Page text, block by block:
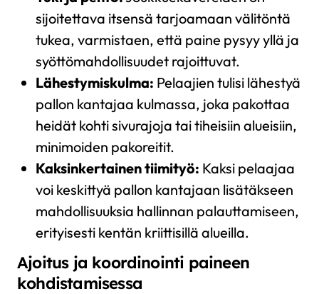
sijoitettava itsensä tarjoamaan välitöntä
tukea, varmistaen, että paine pysyy yllä ja
syöttömahdollisuudet rajoittuvat.
Lähestymiskulma: Pelaajien tulisi lähestyä
pallon kantajaa kulmassa, joka pakottaa
heidät kohti sivurajoja tai tiheisiin alueisiin,
minimoiden pakoreitit.
Kaksinkertainen tiimityö: Kaksi pelaajaa
voi keskittyä pallon kantajaan lisätäkseen
mahdollisuuksia hallinnan palauttamiseen,
erityisesti kentän kriittisillä alueilla.
Ajoitus ja koordinointi paineen
kohdistamisessa